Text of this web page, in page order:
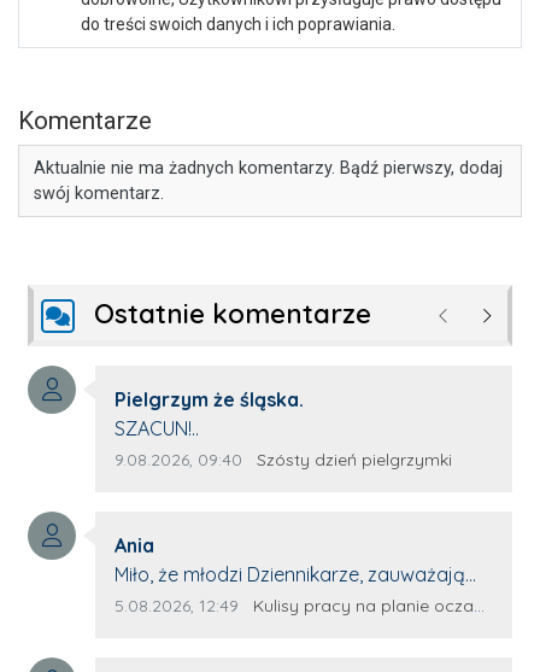
do treści swoich danych i ich poprawiania.
Komentarze
Aktualnie nie ma żadnych komentarzy. Bądź pierwszy, dodaj
swój komentarz.
Ostatnie komentarze Poprzednie
Autor komentarza:
Pielgrzym że śląska.
Treść komentarza:
SZACUN!..
Data dodania komentarza:
9.08.2026, 09:40 Źródło komentarza:
Szósty dzień pielgrzymki
Autor komentarza:
Ania
Treść komentarza:
Miło, że młodzi Dziennikarze, zauważają
młode talenty, które dopiero wkraczają
Data dodania komentarza:
5.08.2026, 12:49 Źródło komentarza:
Kulisy pracy na planie oczami młodego filmowca